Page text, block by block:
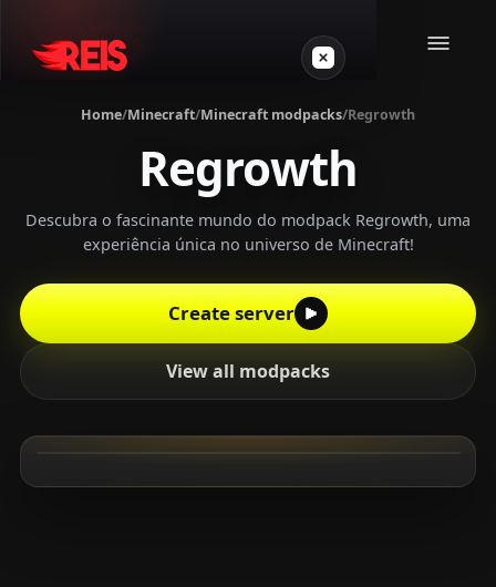
Minecraft
Other games
VPS Gamer
Create server
Home/Minecraft/Minecraft modpacks/Regrowth
Regrowth
Descubra o fascinante mundo do modpack Regrowth, uma
experiência única no universo de Minecraft!
Create server
View all modpacks